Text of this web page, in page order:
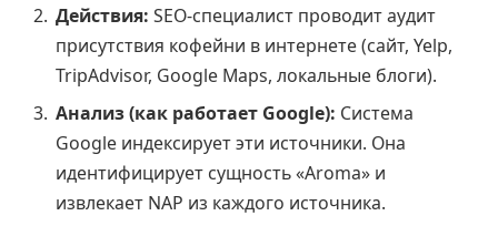
Действия: SEO-специалист проводит аудит
присутствия кофейни в интернете (сайт, Yelp,
TripAdvisor, Google Maps, локальные блоги).
Анализ (как работает Google): Система
Google индексирует эти источники. Она
идентифицирует сущность «Aroma» и
извлекает NAP из каждого источника.